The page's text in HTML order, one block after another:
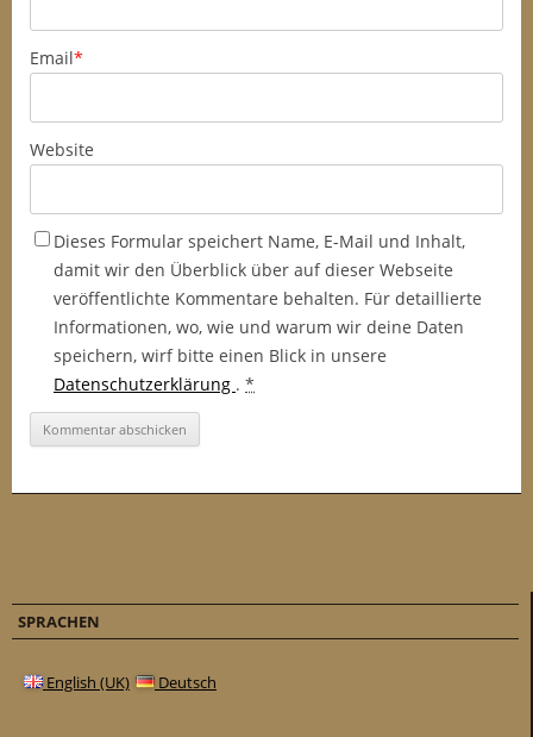
Email*
Website
Dieses Formular speichert Name, E-Mail und Inhalt,
damit wir den Überblick über auf dieser Webseite
veröffentlichte Kommentare behalten. Für detaillierte
Informationen, wo, wie und warum wir deine Daten
speichern, wirf bitte einen Blick in unsere
Datenschutzerklärung . *
SPRACHEN
English (UK) Deutsch